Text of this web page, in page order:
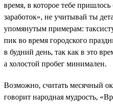
время, в которое тебе
заработок», не учитывай ты
упомянутым примерам: таксисту
пик во время городского
в будний день, так как в это
а холостой пробег минимален.
Возможно, считать месячный
говорит народная мудрость,